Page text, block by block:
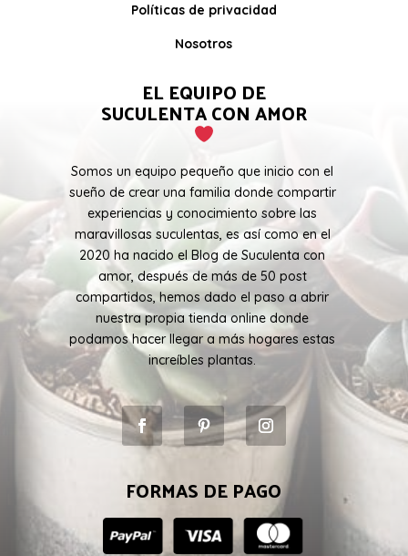
Políticas de privacidad
Nosotros
EL EQUIPO DE
SUCULENTA CON AMOR
Somos un equipo pequeño que inicio con el
sueño de crear una familia donde compartir
experiencias y conocimiento sobre las
maravillosas suculentas, es así como en el
2020 ha nacido el Blog de Suculenta con
amor, después de más de 50 post
compartidos, hemos dado el paso a abrir
nuestra propia tienda online donde
podamos hacer llegar a más hogares estas
increíbles plantas.
FORMAS DE PAGO